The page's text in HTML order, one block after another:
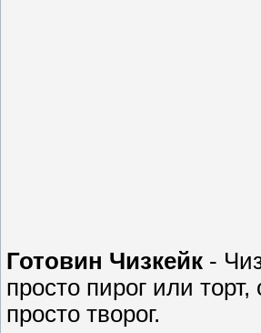
Готовин Чизкейк -
просто пирог или
просто творог.